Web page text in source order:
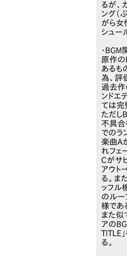
るが、
ング（
がら女
シュー
・BGM
原作の
あるも
為、評
過去作
ンドエ
ては完
ただし
不具合
での
楽曲A
れフェ
Cがサ
アウト
る。ま
ッフル
のルー
様であ
また似
アの
TITLE
る。